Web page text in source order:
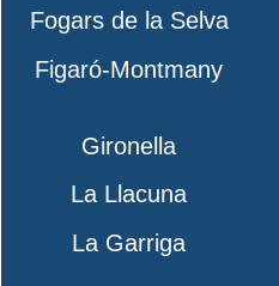
Fogars de la Selva
Figaró-Montmany
Gironella
La Llacuna
La Garriga